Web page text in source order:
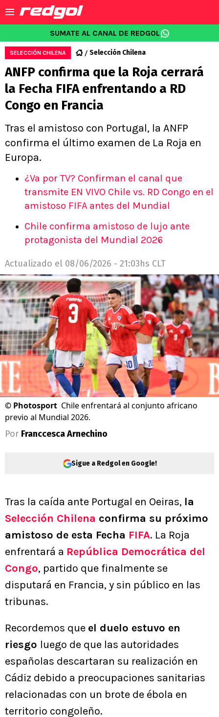
SUMATE AL CANAL DE REDGOL
SELECCIÓN CHILENA Selección Chilena
ANFP confirma que la Roja cerrará
la Fecha FIFA enfrentando a RD
Congo en Francia
Tras el amistoso con Portugal, la ANFP
confirma el último examen de La Roja en
Europa.
¿Va por TV? Confirman el canal que
transmite EN VIVO Chile vs. RD Congo en el
amistoso FIFA antes del Mundial
Chile confirma amistoso de lujo ante
protagonista del Mundial 2026
Actualizado el 08/06/2026 - 21:03hs CLT
© Photosport Chile enfrentará al conjunto africano
previo al Mundial 2026.
Por Franccesca Arnechino
Sigue a Redgol en Google!
Tras la caída ante Portugal en Oeiras, la
Selección Chilena confirma su próximo
amistoso de esta Fecha FIFA. La Roja
enfrentará a República Democrática del
Congo, partido que finalmente se
disputará en Francia, y sin público en las
tribunas.
Recordemos que el duelo estuvo en
riesgo luego de que las autoridades
españolas descartaran su realización en
Cádiz debido a preocupaciones sanitarias
relacionadas con un brote de ébola en
territorio congoleño.